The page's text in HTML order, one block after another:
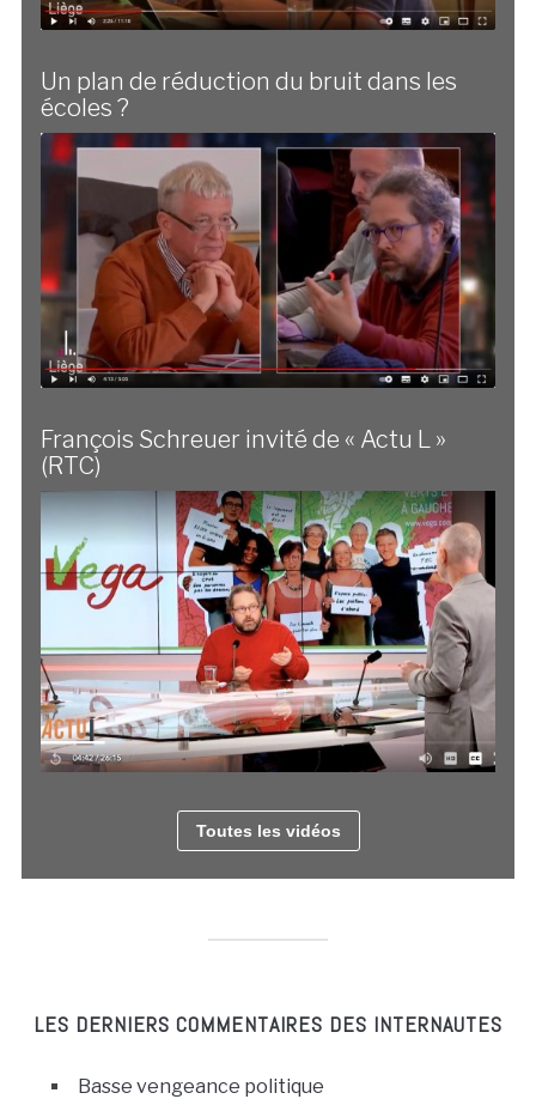
Un plan de réduction du bruit dans les
écoles ?
François Schreuer invité de « Actu L »
(RTC)
Toutes les vidéos
LES DERNIERS COMMENTAIRES DES INTERNAUTES
Basse vengeance politique